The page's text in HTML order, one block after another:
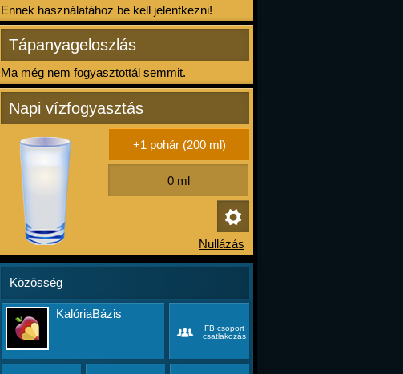
Ennek használatához be kell jelentkezni!
Tápanyageloszlás
Ma még nem fogyasztottál semmit.
Napi vízfogyasztás
Közösség
KalóriaBázis
FB csoport
csatlakozás